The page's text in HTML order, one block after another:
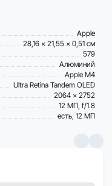
Apple
28,16 x 21,55 x 0,51 см
579
Алюминий
Apple M4
Ultra Retina Tandem OLED
2064 x 2752
12 МП, f/1.8
есть, 12 МП